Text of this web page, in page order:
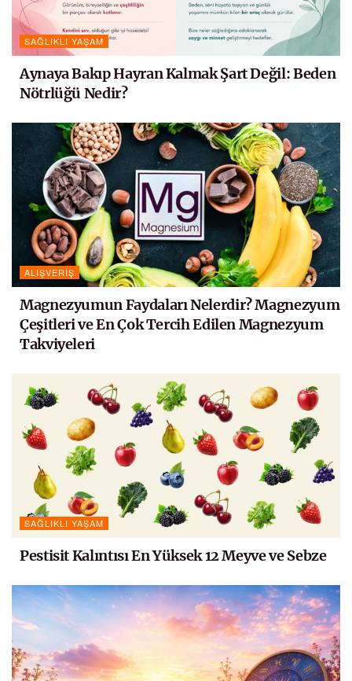
SAĞLIKLI YAŞAM
Aynaya Bakıp Hayran Kalmak Şart Değil: Beden
Nötrlüğü Nedir?
ALIŞVERIŞ
Magnezyumun Faydaları Nelerdir? Magnezyum
Çeşitleri ve En Çok Tercih Edilen Magnezyum
Takviyeleri
SAĞLIKLI YAŞAM
Pestisit Kalıntısı En Yüksek 12 Meyve ve Sebze